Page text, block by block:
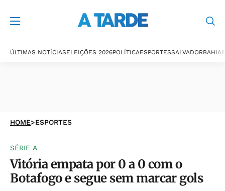
ÚLTIMAS NOTÍCIASELEIÇÕES 2026POLÍTICAESPORTESSALVADORBAHIA
HOME>ESPORTES
SÉRIE A
Vitória empata por 0 a 0 com o
Botafogo e segue sem marcar gols